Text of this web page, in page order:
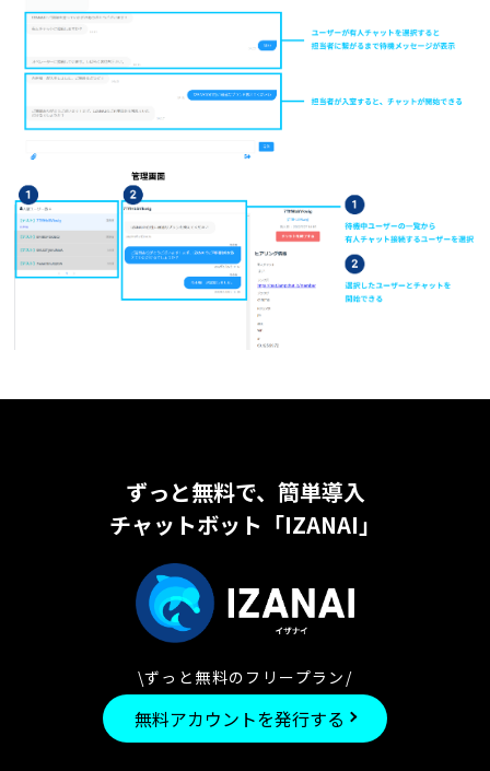
ずっと無料で、簡単導入
チャットボット「IZANAI」
\ずっと無料のフリープラン/
無料アカウントを発行する